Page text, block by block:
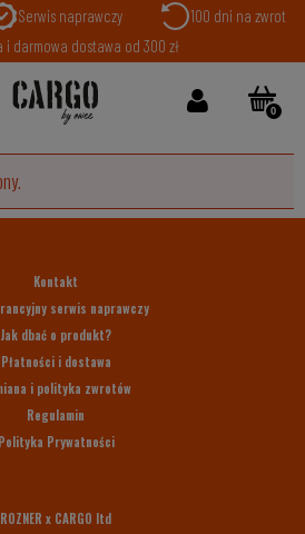
Serwis naprawczy
100 dni na zwrot
i darmowa dostawa od 300 zł
Kontakt
serwis naprawczy
Jak dbać o produkt?
Płatności i dostawa
i polityka zwrotów
Regulamin
Polityka Prywatności
ROZNER x CARGO ltd